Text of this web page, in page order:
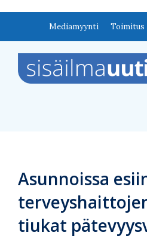
Mediamyynti Toimitus
Asunnoissa
tiukat